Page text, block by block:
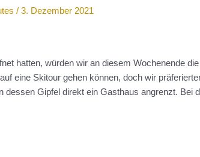
/3. Dezember 2021
hatten, würden wir an diesem Wochenende
eine Skitour gehen können, doch wir
dessen Gipfel direkt ein Gasthaus angrenzt. Bei